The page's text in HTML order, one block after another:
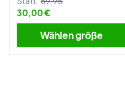
30,00 €
Wählen größe